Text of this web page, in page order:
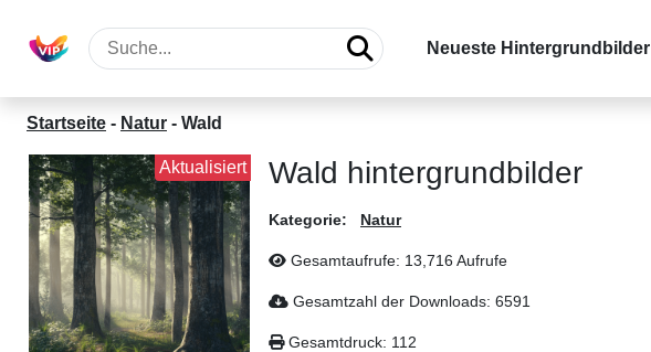
Neueste Hintergrundbilder
Startseite - Natur - Wald
Aktualisiert Wald hintergrundbilder
Kategorie: Natur
Gesamtaufrufe: 13,716 Aufrufe
Gesamtzahl der Downloads: 6591
Gesamtdruck: 112